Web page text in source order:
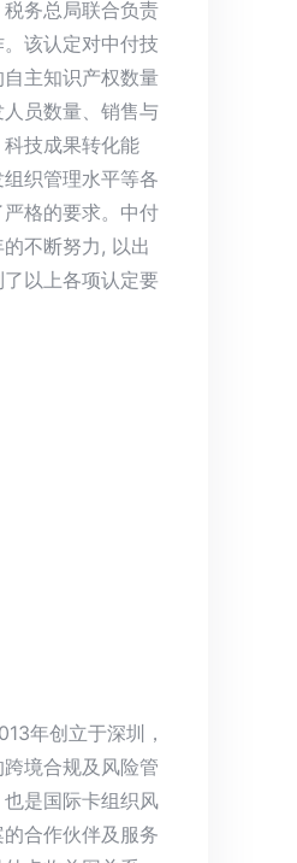
务总局联合负责
该认定对中付技
主知识产权数量
员数量、销售与
技成果转化能
织管理水平等各
格的要求。中付
不断努力, 以出
以上各项认定要
年创立于深圳，
境合规及风险管
是国际卡组织风
合作伙伴及服务